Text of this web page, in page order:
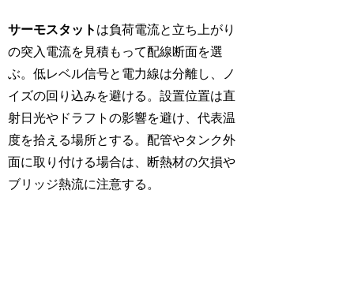
サーモスタット は負荷電流と立ち上がり
の突入電流を見積もって配線断面を選
ぶ。低レベル信号と電力線は分離し、ノ
イズの回り込みを避ける。設置位置は直
射日光やドラフトの影響を避け、代表温
度を拾える場所とする。配管やタンク外
面に取り付ける場合は、断熱材の欠損や
ブリッジ熱流に注意する。